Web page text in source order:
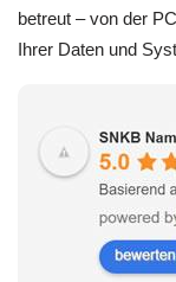
betreut – von der
Ihrer Daten und